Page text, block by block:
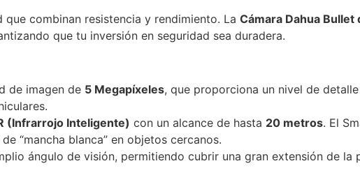
combinan resistencia y rendimiento. La Cámara Dahua Bullet
que tu inversión en seguridad sea duradera.
de imagen de 5 Megapíxeles, que proporciona un nivel de
(Infrarrojo Inteligente) con un alcance de hasta 20 metros. El
“mancha blanca” en objetos cercanos.
ángulo de visión, permitiendo cubrir una gran extensión de